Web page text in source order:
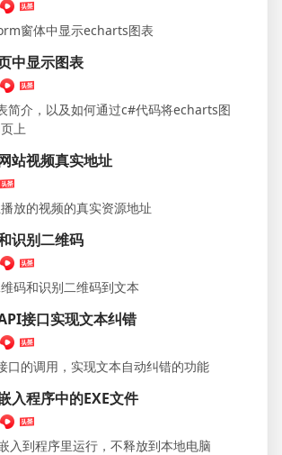
窗体中显示echarts图表
中显示图表
简介，以及如何通过c#代码将echarts图
上
站视频真实地址
放的视频的真实资源地址
识别二维码
码和识别二维码到文本
接口实现文本纠错
口的调用，实现文本自动纠错的功能
入程序中的EXE文件
入到程序里运行，不释放到本地电脑